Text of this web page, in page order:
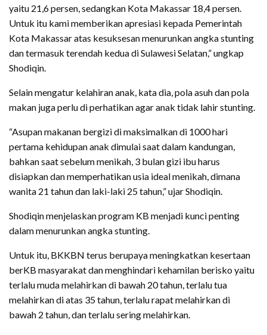
yaitu 21,6 persen, sedangkan Kota Makassar 18,4 persen.
Untuk itu kami memberikan apresiasi kepada Pemerintah
Kota Makassar atas kesuksesan menurunkan angka stunting
dan termasuk terendah kedua di Sulawesi Selatan,” ungkap
Shodiqin.
Selain mengatur kelahiran anak, kata dia, pola asuh dan pola
makan juga perlu di perhatikan agar anak tidak lahir stunting.
“Asupan makanan bergizi di maksimalkan di 1000 hari
pertama kehidupan anak dimulai saat dalam kandungan,
bahkan saat sebelum menikah, 3 bulan gizi ibu harus
disiapkan dan memperhatikan usia ideal menikah, dimana
wanita 21 tahun dan laki-laki 25 tahun,” ujar Shodiqin.
Shodiqin menjelaskan program KB menjadi kunci penting
dalam menurunkan angka stunting.
Untuk itu, BKKBN terus berupaya meningkatkan kesertaan
berKB masyarakat dan menghindari kehamilan berisko yaitu
terlalu muda melahirkan di bawah 20 tahun, terlalu tua
melahirkan di atas 35 tahun, terlalu rapat melahirkan di
bawah 2 tahun, dan terlalu sering melahirkan.